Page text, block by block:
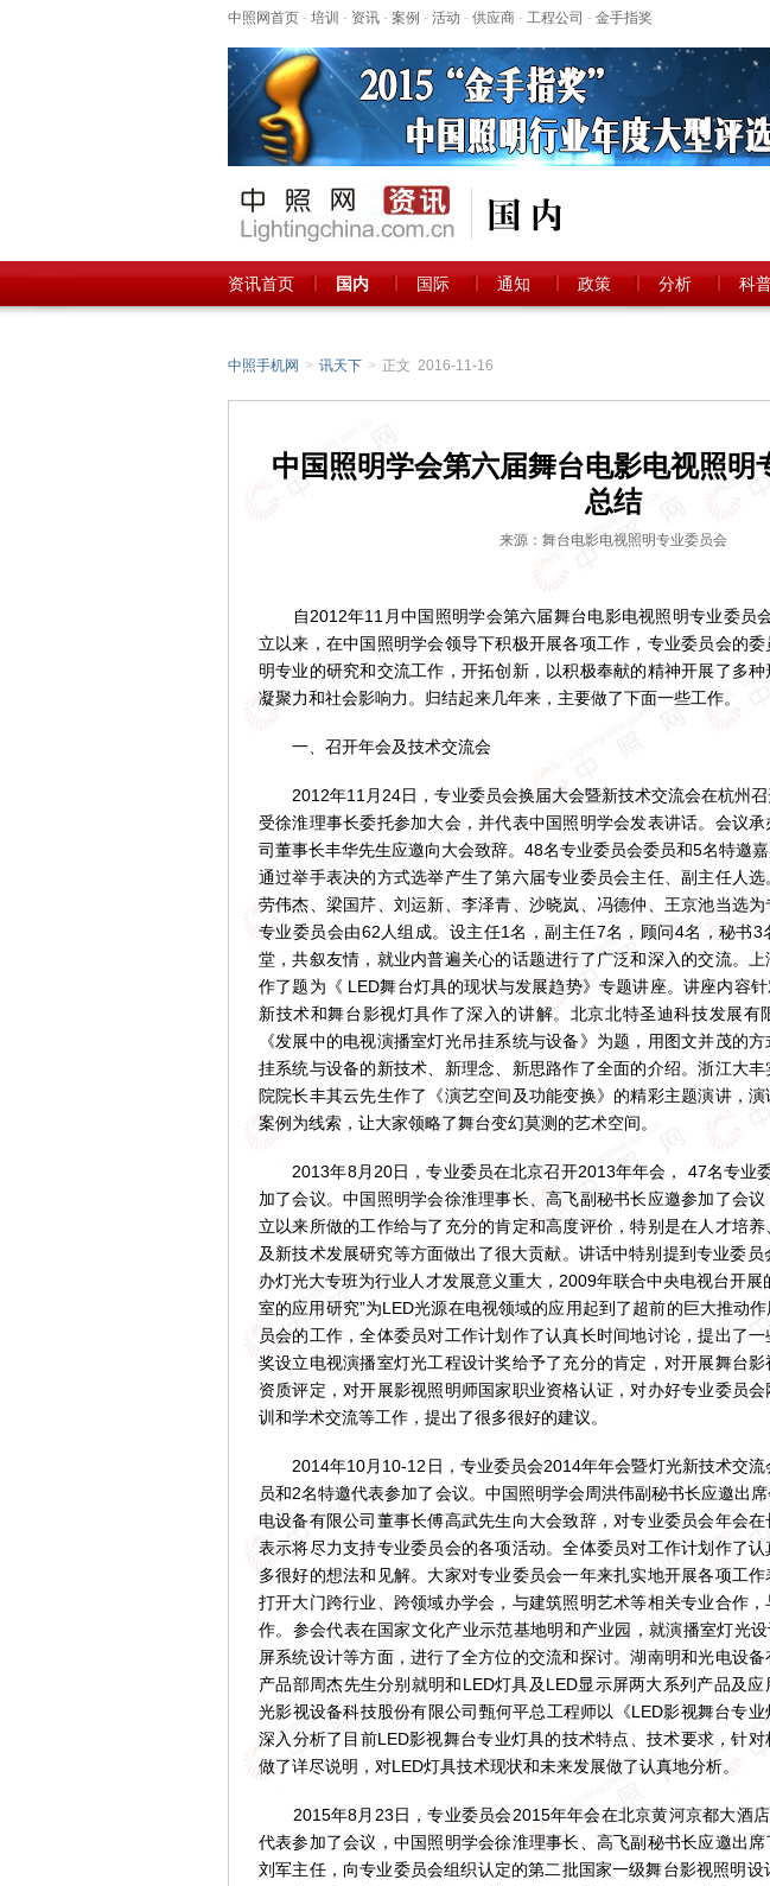
中照网首页 - 培训 - 资讯 - 案例 - 活动 - 供应商 - 工程公司 - 金手指奖
资讯首页 国内 国际 通知 政策 分析 科
中照手机网 > 讯天下 > 正文 2016-11-16
中国照明学会第六届舞台电影电视照明
总结
来源：舞台电影电视照明专业委员会
自2012年11月中国照明学会第六届舞台电影电视照明专业委员
立以来，在中国照明学会领导下积极开展各项工作，专业委员会的
明专业的研究和交流工作，开拓创新，以积极奉献的精神开展了多
凝聚力和社会影响力。归结起来几年来，主要做了下面一些工作。
一、召开年会及技术交流会
2012年11月24日，专业委员会换届大会暨新技术交流会在杭州召
受徐淮理事长委托参加大会，并代表中国照明学会发表讲话。会议
司董事长丰华先生应邀向大会致辞。48名专业委员会委员和5名特邀
通过举手表决的方式选举产生了第六届专业委员会主任、副主任人选
劳伟杰、梁国芹、刘运新、李泽青、沙晓岚、冯德仲、王京池当选
专业委员会由62人组成。设主任1名，副主任7名，顾问4名，秘书3
堂，共叙友情，就业内普遍关心的话题进行了广泛和深入的交流。
作了题为《 LED舞台灯具的现状与发展趋势》专题讲座。讲座内容
新技术和舞台影视灯具作了深入的讲解。北京北特圣迪科技发展有
《发展中的电视演播室灯光吊挂系统与设备》为题，用图文并茂的
挂系统与设备的新技术、新理念、新思路作了全面的介绍。浙江大
院院长丰其云先生作了《演艺空间及功能变换》的精彩主题演讲，
案例为线索，让大家领略了舞台变幻莫测的艺术空间。
2013年8月20日，专业委员在北京召开2013年年会， 47名专业
加了会议。中国照明学会徐淮理事长、高飞副秘书长应邀参加了会
立以来所做的工作给与了充分的肯定和高度评价，特别是在人才培
及新技术发展研究等方面做出了很大贡献。讲话中特别提到专业委
办灯光大专班为行业人才发展意义重大，2009年联合中央电视台开展
室的应用研究”为LED光源在电视领域的应用起到了超前的巨大推动
员会的工作，全体委员对工作计划作了认真长时间地讨论，提出了
奖设立电视演播室灯光工程设计奖给予了充分的肯定，对开展舞台
资质评定，对开展影视照明师国家职业资格认证，对办好专业委员
训和学术交流等工作，提出了很多很好的建议。
2014年10月10-12日，专业委员会2014年年会暨灯光新技术交流
员和2名特邀代表参加了会议。中国照明学会周洪伟副秘书长应邀出
电设备有限公司董事长傅高武先生向大会致辞，对专业委员会年会
表示将尽力支持专业委员会的各项活动。全体委员对工作计划作了
多很好的想法和见解。大家对专业委员会一年来扎实地开展各项工
打开大门跨行业、跨领域办学会，与建筑照明艺术等相关专业合作
作。参会代表在国家文化产业示范基地明和产业园，就演播室灯光
屏系统设计等方面，进行了全方位的交流和探讨。湖南明和光电设
产品部周杰先生分别就明和LED灯具及LED显示屏两大系列产品及
光影视设备科技股份有限公司甄何平总工程师以《LED影视舞台专业
深入分析了目前LED影视舞台专业灯具的技术特点、技术要求，针
做了详尽说明，对LED灯具技术现状和未来发展做了认真地分析。
2015年8月23日，专业委员会2015年年会在北京黄河京都大酒店
代表参加了会议，中国照明学会徐淮理事长、高飞副秘书长应邀出席
刘军主任，向专业委员会组织认定的第二批国家一级舞台影视照明